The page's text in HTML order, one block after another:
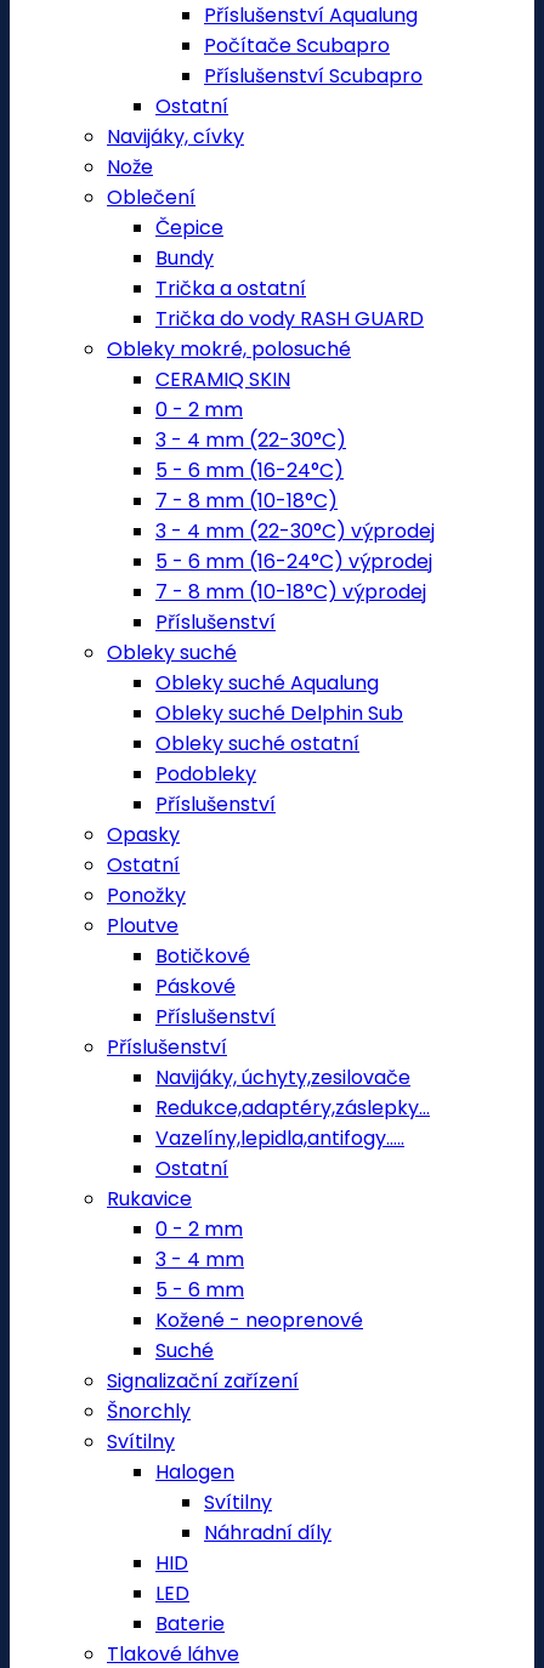
Příslušenství Aqualung
Počítače Scubapro
Příslušenství Scubapro
Ostatní
Navijáky, cívky
Nože
Oblečení
Čepice
Bundy
Trička a ostatní
Trička do vody RASH GUARD
Obleky mokré, polosuché
CERAMIQ SKIN
0 - 2 mm
3 - 4 mm (22-30°C)
5 - 6 mm (16-24°C)
7 - 8 mm (10-18°C)
3 - 4 mm (22-30°C) výprodej
5 - 6 mm (16-24°C) výprodej
7 - 8 mm (10-18°C) výprodej
Příslušenství
Obleky suché
Obleky suché Aqualung
Obleky suché Delphin Sub
Obleky suché ostatní
Podobleky
Příslušenství
Opasky
Ostatní
Ponožky
Ploutve
Botičkové
Páskové
Příslušenství
Příslušenství
Navijáky, úchyty,zesilovače
Redukce,adaptéry,záslepky...
Vazelíny,lepidla,antifogy.....
Ostatní
Rukavice
0 - 2 mm
3 - 4 mm
5 - 6 mm
Kožené - neoprenové
Suché
Signalizační zařízení
Šnorchly
Svítilny
Halogen
Svítilny
Náhradní díly
HID
LED
Baterie
Tlakové láhve